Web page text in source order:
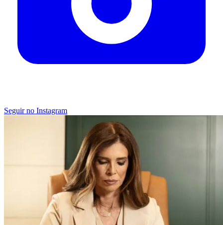
Seguir no Instagram